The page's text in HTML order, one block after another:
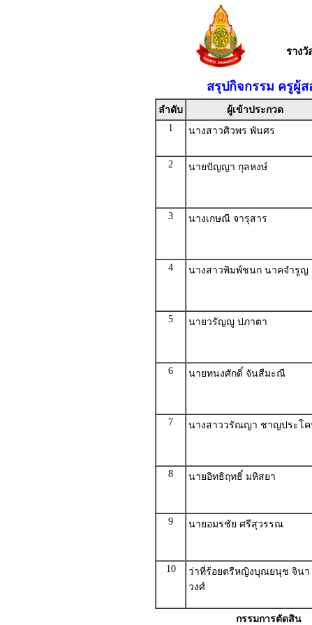
ราง
สรุปกิจกรรม ครูผู้
ลำดับ ผู้เข้าประกวด
1
นางสาวศิวพร พันศร
2 นายปัญญา กุลหงษ์
3 นางเกษณี จารุสาร
4 นางสาวพิมพ์ชนก นาคจำรูญ
5 นายวรัญญู ปภาตา
6 นายทนงศักดิ์ จันสีมะณี
7 นางสาววรัณญา ชาญประโ
8 นายอิทธิฤทธิ์ มหิสยา
9 นายอมรชัย ศรีสุวรรณ
10
ว่าที่ร้อยตรีหญิงบุณยนุช จินา
วงศ์
กรรมการตัดสิน